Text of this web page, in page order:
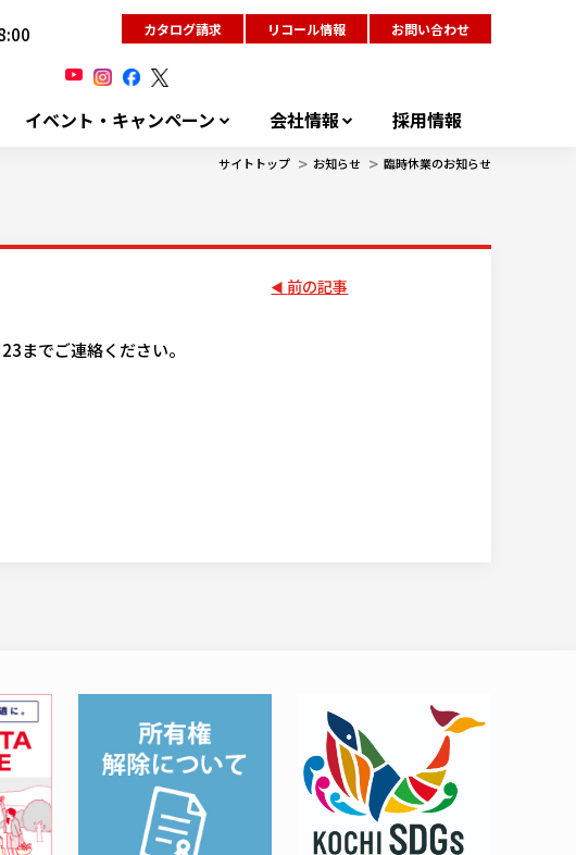
カタログ請求 リコール情報 お問い合わせ
イベント・キャンペーン 会社情報 採用情報
サイトトップ > お知らせ > 臨時休業のお知らせ
前の記事
までご連絡ください。